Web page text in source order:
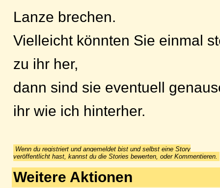
Lanze brechen.
Vielleicht könnten Sie einmal
zu ihr her,
dann sind sie eventuell
ihr wie ich hinterher.
Wenn du registriert und angemeldet bist und selbst eine Story
veröffentlicht hast, kannst du die Stories bewerten, oder Kommentieren.
Weitere Aktionen